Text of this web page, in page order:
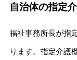
自治体の指定
福祉事務所長が指
ります。指定介護